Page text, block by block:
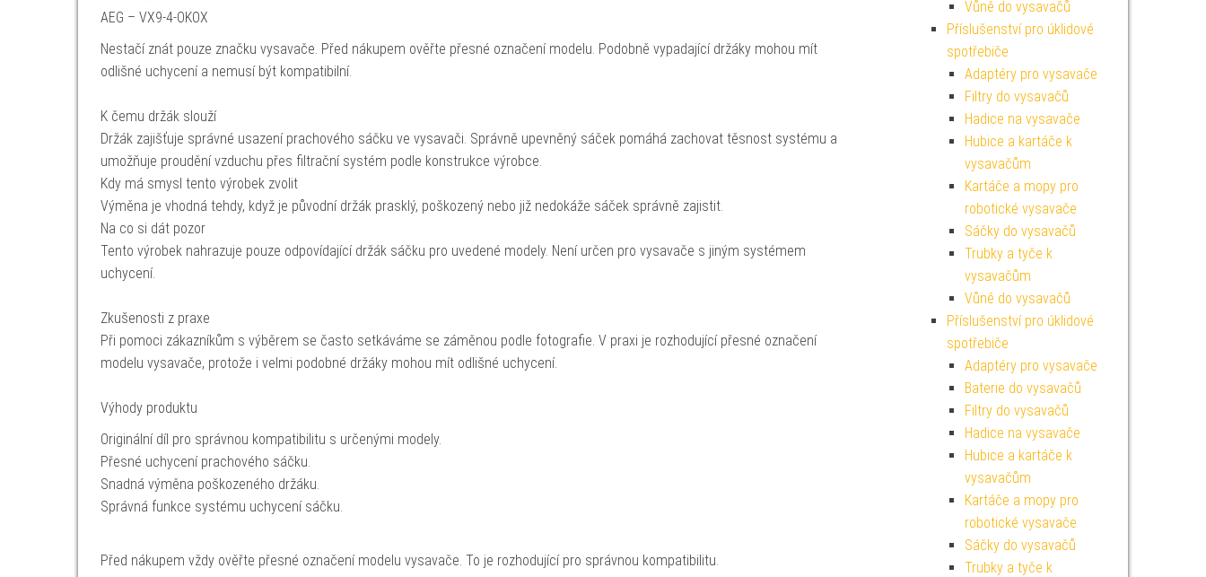
AEG – VX9-4-OKOX
Nestačí znát pouze značku vysavače. Před nákupem ověřte přesné označení modelu. Podobně vypadající držáky mohou mít
odlišné uchycení a nemusí být kompatibilní.
K čemu držák slouží
Držák zajišťuje správné usazení prachového sáčku ve vysavači. Správně upevněný sáček pomáhá zachovat těsnost systému a
umožňuje proudění vzduchu přes filtrační systém podle konstrukce výrobce.
Kdy má smysl tento výrobek zvolit
Výměna je vhodná tehdy, když je původní držák prasklý, poškozený nebo již nedokáže sáček správně zajistit.
Na co si dát pozor
Tento výrobek nahrazuje pouze odpovídající držák sáčku pro uvedené modely. Není určen pro vysavače s jiným systémem
uchycení.
Zkušenosti z praxe
Při pomoci zákazníkům s výběrem se často setkáváme se záměnou podle fotografie. V praxi je rozhodující přesné označení
modelu vysavače, protože i velmi podobné držáky mohou mít odlišné uchycení.
Výhody produktu
Originální díl pro správnou kompatibilitu s určenými modely.
Přesné uchycení prachového sáčku.
Snadná výměna poškozeného držáku.
Správná funkce systému uchycení sáčku.
Před nákupem vždy ověřte přesné označení modelu vysavače. To je rozhodující pro správnou kompatibilitu.
Vůně do vysavačů
Příslušenství pro úklidové
spotřebiče
Adaptéry pro vysavače
Filtry do vysavačů
Hadice na vysavače
Hubice a kartáče k
vysavačům
Kartáče a mopy pro
robotické vysavače
Sáčky do vysavačů
Trubky a tyče k
vysavačům
Vůně do vysavačů
Příslušenství pro úklidové
spotřebiče
Adaptéry pro vysavače
Baterie do vysavačů
Filtry do vysavačů
Hadice na vysavače
Hubice a kartáče k
vysavačům
Kartáče a mopy pro
robotické vysavače
Sáčky do vysavačů
Trubky a tyče k